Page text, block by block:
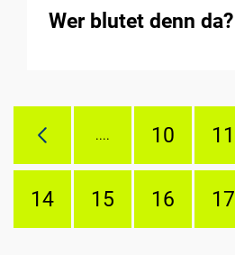
Wer blutet denn da?
.... 10 11
14 15 16 17